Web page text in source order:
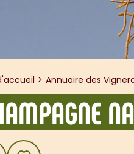
Annuaire des